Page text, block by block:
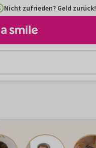
Nicht zufrieden? Geld zurück!